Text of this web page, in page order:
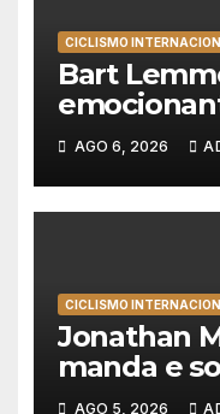
CICLISMO
Bart
primeira
Volta à
AGO 6, 2026
CICLISMO
Jonathan
manda e
AGO 5, 2026